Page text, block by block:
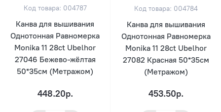
Код товара: 004787
Канва для вышивания
Однотонная Равномерка
Monika 11 28ct Ubelhor
27046 Бежево-жёлтая
50*35см (Метражом)
448.20р.
Код товара: 004784
Канва для вышивания
Однотонная Равномерка
Monika 11 28ct Ubelhor
27082 Красная 50*35см
(Метражом)
453.50р.